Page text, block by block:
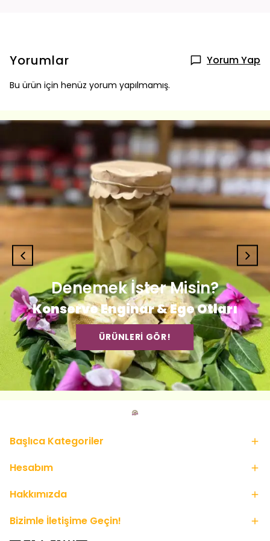
Yorumlar Yorum Yap
Bu ürün için henüz yorum yapılmamış.
Denemek İster Misin?
Konserve Enginar & Ege Otları
ÜRÜNLERİ GÖR!
Başlıca Kategoriler
Hesabım
Hakkımızda
Bizimle İletişime Geçin!